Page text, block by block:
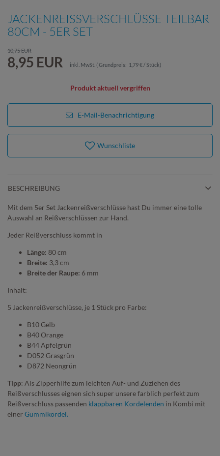
JACKENREISSVERSCHLÜSSE TEILBAR 8
0CM - 5ER SET
10,75 EUR
8,95 EUR inkl. MwSt. (Grundpreis: 1,79 € / Stück)
E-Mail-Benachrichtigung
Produkt aktuell vergriffen
Wunschliste
BESCHREIBUNG
Mit dem 5er Set Jackenreißverschlüsse hast Du immer eine tolle
Auswahl an Reißverschlüssen zur Hand.
Jeder Reißverschluss kommt in
Länge: 80 cm
Breite: 3,3 cm
Breite der Raupe: 6 mm
Inhalt:
5 Jackenreißverschlüsse, je 1 Stück pro Farbe:
B10 Gelb
B40 Orange
B44 Apfelgrün
D052 Grasgrün
D872 Neongrün
Tipp: Als Zipperhilfe zum leichten Auf- und Zuziehen des
Reißverschlusses eignen sich super unsere farblich perfekt zum
Reißverschluss passenden klappbaren Kordelenden in Kombi mit
einer Gummikordel.